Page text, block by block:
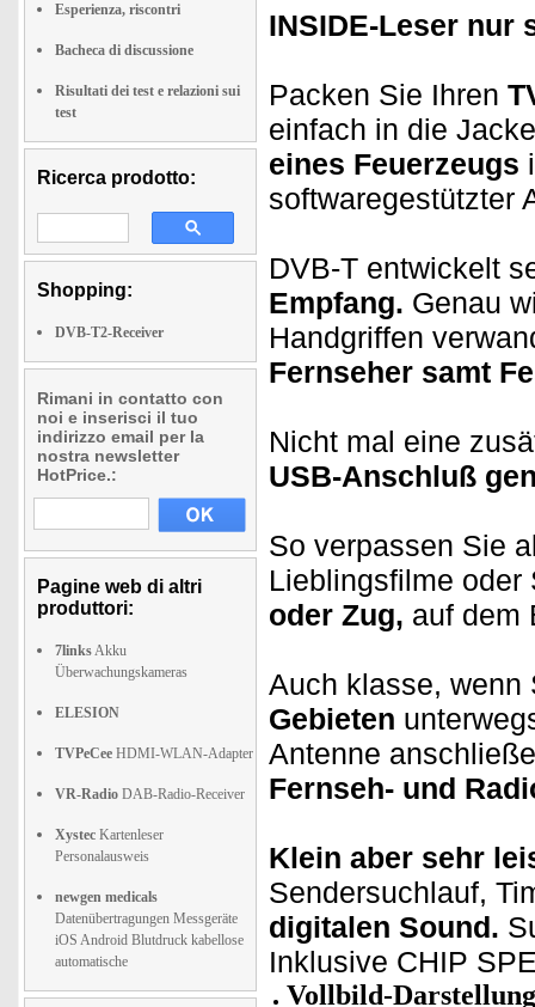
Esperienza, riscontri
Bacheca di discussione
Risultati dei test e relazioni sui
test
Ricerca prodotto:
Shopping:
DVB-T2-Receiver
Rimani in contatto con
noi e inserisci il tuo
indirizzo email per la
nostra newsletter
HotPrice.:
Pagine web di altri
produttori:
7linksAkku
Überwachungskameras
ELESION
TVPeCee HDMI-WLAN-Adapter
VR-Radio DAB-Radio-Receiver
Xystec Kartenleser
Personalausweis
newgen medicals
Datenübertragungen Messgeräte
iOS Android Blutdruck kabellose
automatische
INSIDE-Leser nur
Packen Sie Ihren
einfach in die
eines Feuerzeugs
softwaregestützter
DVB-T entwickelt
Empfang. Genau
Handgriffen
Fernseher samt
Nicht mal eine
USB-Anschluß
So verpassen Sie
Lieblingsfilme
oder Zug, auf dem
Auch klasse,
Gebieten
Antenne
Fernseh- und
Klein aber sehr
Sendersuchlauf,
digitalen Sound.
Inklusive CHIP
Vollbild-